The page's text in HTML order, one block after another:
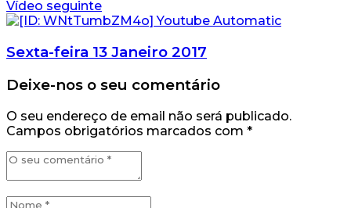
Vídeo seguinte
Sexta-feira 13 Janeiro 2017
Deixe-nos o seu comentário
O seu endereço de email não será publicado.
Campos obrigatórios marcados com *